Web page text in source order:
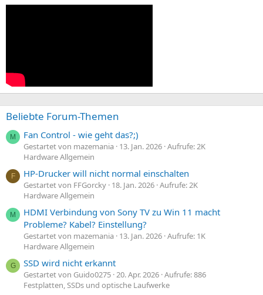
Beliebte Forum-Themen
M Fan Control - wie geht das?;)
Gestartet von mazemania 13. Jan. 2026 Aufrufe: 2K
Hardware Allgemein
F HP-Drucker will nicht normal einschalten
Gestartet von FFGorcky 18. Jan. 2026 Aufrufe: 2K
Hardware Allgemein
M
HDMI Verbindung von Sony TV zu Win 11 macht
Probleme? Kabel? Einstellung?
Gestartet von mazemania 13. Jan. 2026 Aufrufe: 1K
Hardware Allgemein
G SSD wird nicht erkannt
Gestartet von Guido0275 20. Apr. 2026 Aufrufe: 886
Festplatten, SSDs und optische Laufwerke